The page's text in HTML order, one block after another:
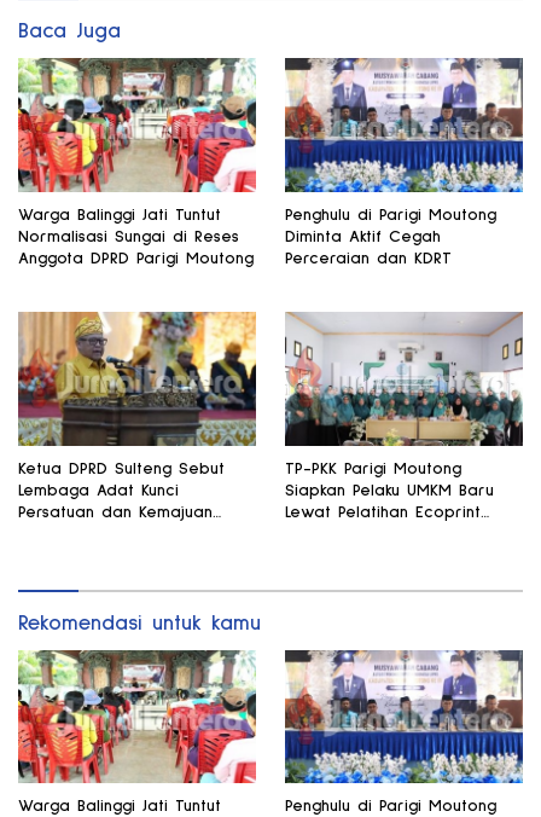
Baca Juga
Warga Balinggi Jati Tuntut
Normalisasi Sungai di Reses
Anggota DPRD Parigi Moutong
Penghulu di Parigi Moutong
Diminta Aktif Cegah
Perceraian dan KDRT
Ketua DPRD Sulteng Sebut
Lembaga Adat Kunci
Persatuan dan Kemajuan
TP-PKK Parigi Moutong
Siapkan Pelaku UMKM Baru
Lewat Pelatihan Ecoprint
Rekomendasi untuk kamu
Warga Balinggi Jati Tuntut
Penghulu di Parigi Moutong